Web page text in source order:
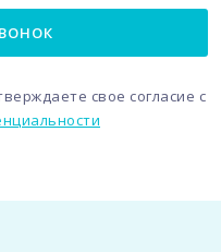
свое согласие с